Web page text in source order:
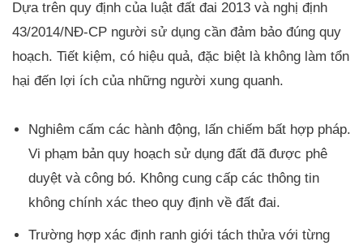
Dựa trên quy định của luật đất đai 2013 và nghị định
43/2014/NĐ-CP người sử dụng cần đảm bảo đúng quy
hoạch. Tiết kiệm, có hiệu quả, đặc biệt là không làm tổn
hại đến lợi ích của những người xung quanh.
Nghiêm cấm các hành động, lấn chiếm bất hợp pháp.
Vi phạm bản quy hoạch sử dụng đất đã được phê
duyệt và công bó. Không cung cấp các thông tin
không chính xác theo quy định về đất đai.
Trường hợp xác định ranh giới tách thửa với từng